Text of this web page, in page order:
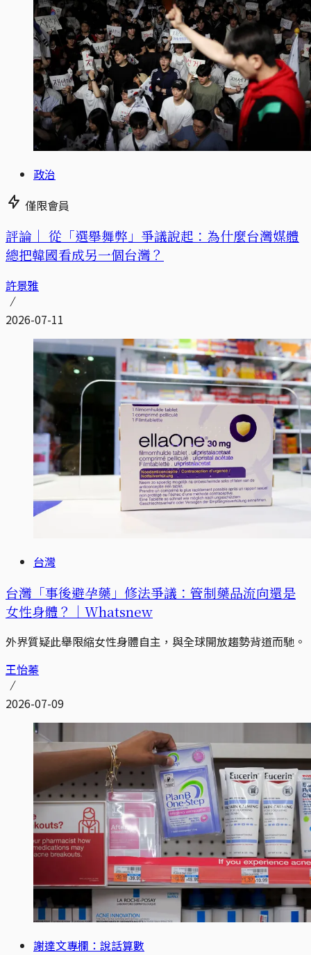
政治
僅限會員
評論｜ 從「選舉舞弊」爭議說起：為什麼台灣媒體
總把韓國看成另一個台灣？
許景雅
2026-07-11
台灣
台灣「事後避孕藥」修法爭議：管制藥品流向還是
女性身體？｜Whatsnew
外界質疑此舉限縮女性身體自主，與全球開放趨勢背道而馳。
王怡蓁
2026-07-09
謝達文專欄：說話算數